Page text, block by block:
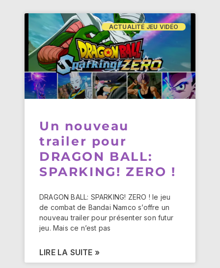
ACTUALITÉ JEU VIDÉO
Un nouveau
trailer pour
DRAGON BALL:
SPARKING! ZERO !
DRAGON BALL: SPARKING! ZERO ! le jeu
de combat de Bandai Namco s’offre un
nouveau trailer pour présenter son futur
jeu. Mais ce n’est pas
LIRE LA SUITE »